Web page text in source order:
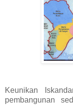
Keunikan
pembangunan